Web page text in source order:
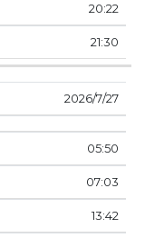
20:22
21:30
27‏‏/7‏‏/2026
05:50
07:03
13:42